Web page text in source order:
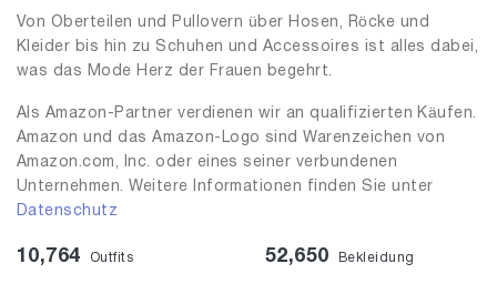
Von Oberteilen und Pullovern über Hosen, Röcke und
Kleider bis hin zu Schuhen und Accessoires ist alles dabei,
was das Mode Herz der Frauen begehrt.
Als Amazon-Partner verdienen wir an qualifizierten Käufen.
Amazon und das Amazon-Logo sind Warenzeichen von
Amazon.com, Inc. oder eines seiner verbundenen
Unternehmen. Weitere Informationen finden Sie unter
Datenschutz
10,764 Outfits 52,650 Bekleidung